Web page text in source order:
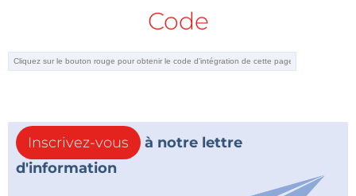
Code
Inscrivez-vous
à notre lettre
d'information